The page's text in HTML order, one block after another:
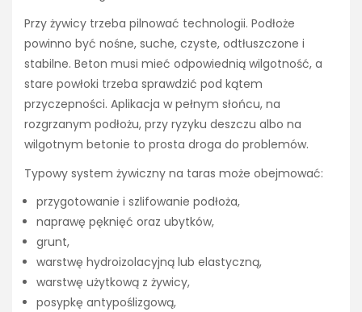
Przy żywicy trzeba pilnować technologii. Podłoże
powinno być nośne, suche, czyste, odtłuszczone i
stabilne. Beton musi mieć odpowiednią wilgotność, a
stare powłoki trzeba sprawdzić pod kątem
przyczepności. Aplikacja w pełnym słońcu, na
rozgrzanym podłożu, przy ryzyku deszczu albo na
wilgotnym betonie to prosta droga do problemów.
Typowy system żywiczny na taras może obejmować:
przygotowanie i szlifowanie podłoża,
naprawę pęknięć oraz ubytków,
grunt,
warstwę hydroizolacyjną lub elastyczną,
warstwę użytkową z żywicy,
posypkę antypoślizgową,